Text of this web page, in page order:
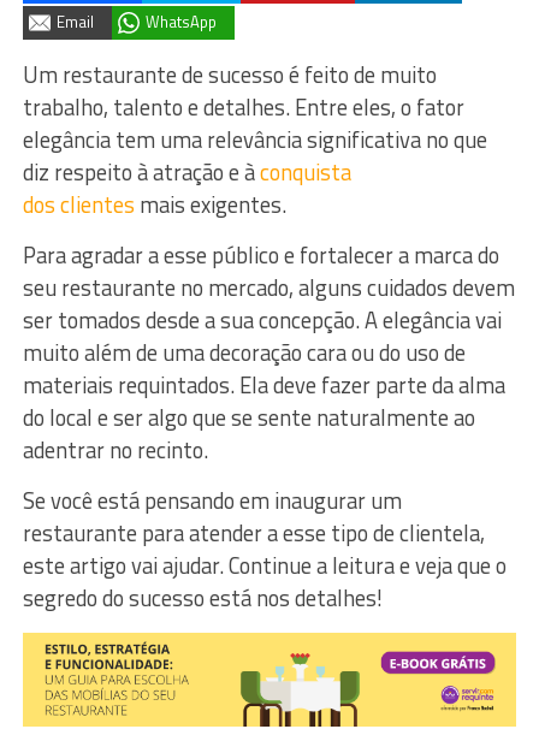
Email
WhatsApp
Um restaurante de sucesso é feito de muito
trabalho, talento e detalhes. Entre eles, o fator
elegância tem uma relevância significativa no que
diz respeito à atração e àconquista
dos clientes mais exigentes.
Para agradar a esse público e fortalecer a marca do
seu restaurante no mercado, alguns cuidados devem
ser tomados desde a sua concepção. A elegância vai
muito além de uma decoração cara ou do uso de
materiais requintados. Ela deve fazer parte da alma
do local e ser algo que se sente naturalmente ao
adentrar no recinto.
Se você está pensando em inaugurar um
restaurante para atender a esse tipo de clientela,
este artigo vai ajudar. Continue a leitura e veja que o
segredo do sucesso está nos detalhes!